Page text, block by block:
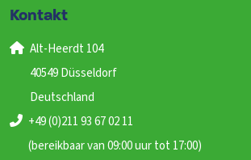
Kontakt
Alt-Heerdt 104
40549 Düsseldorf
Deutschland
+49 (0)211 93 67 02 11
(bereikbaar van 09:00 uur tot 17:00)